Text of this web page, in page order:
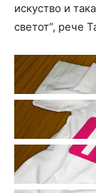
искуство и
светот“, рече